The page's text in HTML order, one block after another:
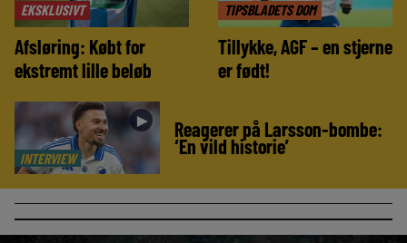
EKSKLUSIVT
Afsløring: Købt for
ekstremt lille beløb
TIPSBLADETS DOM
Tillykke, AGF – en stjerne
er født!
INTERVIEW
► Reagerer på Larsson-bombe:
‘En vild historie’